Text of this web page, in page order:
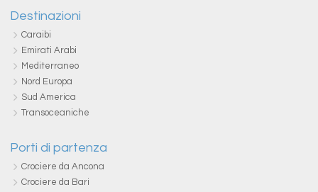
Destinazioni
Caraibi
Emirati Arabi
Mediterraneo
Nord Europa
Sud America
Transoceaniche
Porti di partenza
Crociere da Ancona
Crociere da Bari